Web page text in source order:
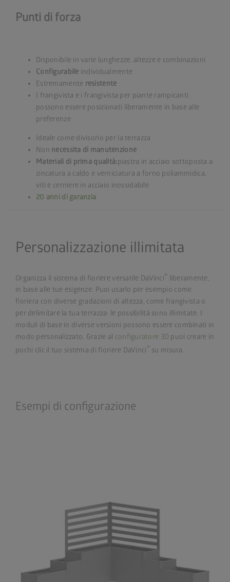
Punti di forza
Disponibile in varie lunghezze, altezze e combinazioni
Configurabile individualmente
Estremamente resistente
I frangivista e i frangivista per piante rampicanti
possono essere posizionati liberamente in base alle
preferenze
Ideale come divisorio per la terrazza
Non necessita di manutenzione
Materiali di prima qualità:piastra in acciaio sottoposta a
zincatura a caldo e verniciatura a forno poliammidica,
viti e cerniere in acciaio inossidabile
20 anni di garanzia
Personalizzazione illimitata
Organizza il sistema di fioriere versatile DaVinci ® liberamente,
in base alle tue esigenze. Puoi usarlo per esempio come
fioriera con diverse gradazioni di altezza, come frangivista o
per delimitare la tua terrazza: le possibilità sono illimitate. I
moduli di base in diverse versioni possono essere combinati in
modo personalizzato. Grazie al configuratore 3D puoi creare in
pochi clic il tuo sistema di fioriere DaVinci ® su misura.
Esempi di configurazione